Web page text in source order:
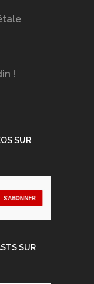
!
SUR
SUR